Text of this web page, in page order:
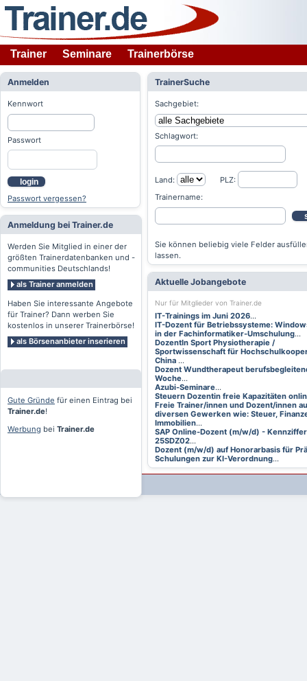
Trainer Seminare Trainerbörse
Anmelden
Kennwort
Passwort
login
Passwort vergessen?
Anmeldung bei Trainer.de
Werden Sie Mitglied in einer der
größten Trainerdatenbanken und -
communities Deutschlands!
als Trainer anmelden
Haben Sie interessante Angebote
für Trainer? Dann werben Sie
kostenlos in unserer Trainerbörse!
als Börsenanbieter inserieren
Gute Gründe für einen Eintrag bei
Trainer.de!
Werbung bei Trainer.de
TrainerSuche
Sachgebiet:
Schlagwort:
Land:
PLZ:
Trainername:
Sie können beliebig viele Felder
lassen.
Aktuelle Jobangebote
Nur für Mitglieder von Trainer.de
IT-Trainings im Juni 2026...
IT-Dozent für Betriebssysteme:
in der Fachinformatiker-Umschulung...
DozentIn Sport Physiotherapie /
Sportwissenschaft für
China ...
Dozent Wundtherapeut
Woche...
Azubi-Seminare...
Steuern Dozentin freie Kapazitäten
Freie Trainer/innen und Dozent/innen
diversen Gewerken wie: Steuer,
Immobilien...
SAP Online-Dozent (m/w/d) -
25SDZ02...
Dozent (m/w/d) auf Honorarbasis für
Schulungen zur KI-Verordnung...